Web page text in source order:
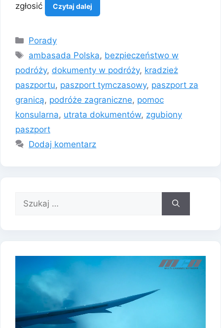
zgłosić Czytaj dalej
Kategorie
Porady
Tagi
ambasada Polska, bezpieczeństwo w
podróży, dokumenty w podróży, kradzież
paszportu, paszport tymczasowy, paszport za
granicą, podróże zagraniczne, pomoc
konsularna, utrata dokumentów, zgubiony
paszport
Dodaj komentarz